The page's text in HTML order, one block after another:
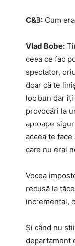
C&B: Cum
Vlad Bobe:
ceea ce fac
spectator,
doar că te
loc bun dar
provocări la
aproape
aceea te
care nu erai
Vocea
redusă la
incremental,
Și când nu
departament